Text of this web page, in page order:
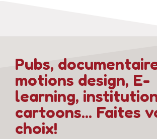
Pubs,
motions design, E-
learning,
cartoons... Faites
choix!